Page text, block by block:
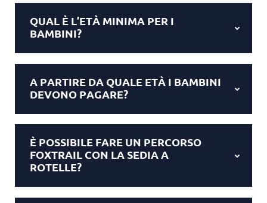
QUAL È L’ETÀ MINIMA PER I
BAMBINI?
A PARTIRE DA QUALE ETÀ I BAMBINI
DEVONO PAGARE?
È POSSIBILE FARE UN PERCORSO
FOXTRAIL CON LA SEDIA A
ROTELLE?